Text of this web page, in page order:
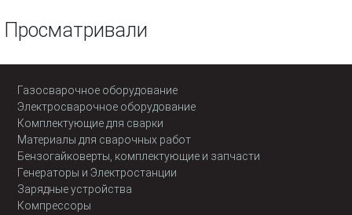
Просматривали
Газосварочное оборудование
Электросварочное оборудование
Комплектующие для сварки
Материалы для сварочных работ
Бензогайковерты, комплектующие и запчасти
Генераторы и Электростанции
Зарядные устройства
Компрессоры